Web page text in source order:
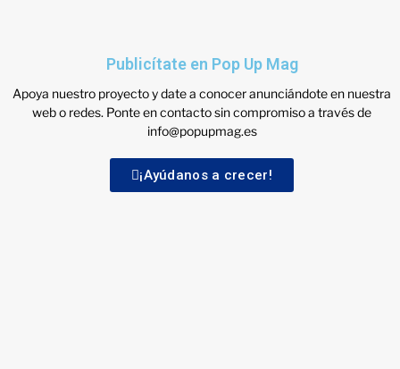
Publicítate en Pop Up Mag
Apoya nuestro proyecto y date a conocer anunciándote en nuestra
web o redes. Ponte en contacto sin compromiso a través de
info@popupmag.es
¡Ayúdanos a crecer!